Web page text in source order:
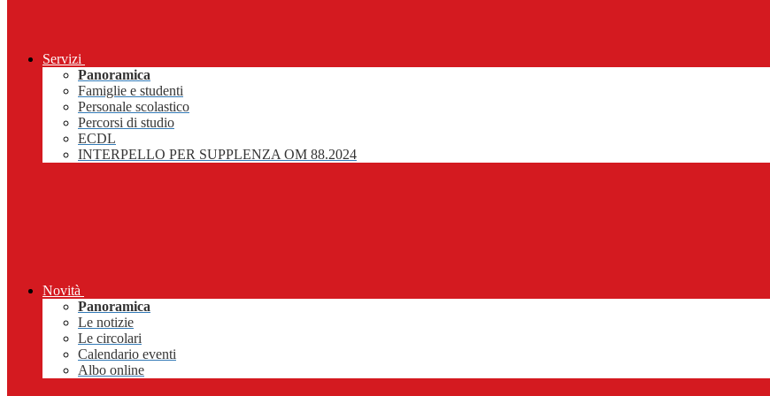
Servizi
Panoramica
Famiglie e studenti
Personale scolastico
Percorsi di studio
ECDL
INTERPELLO PER SUPPLENZA OM 88.2024
Novità
Panoramica
Le notizie
Le circolari
Calendario eventi
Albo online